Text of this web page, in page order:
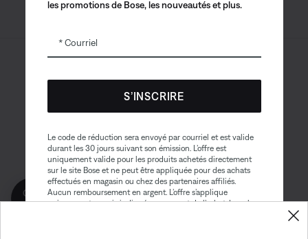
Mention juridique
Politique de confidentialité Accessibilité
Avis sur les témoins
Conditions générales de vente
Conditions d'utilisation
Déclaration sur l’esclavage contemporain
les promotions de Bose, les nouveautés et plus.
Courriel
S’INSCRIRE
Le code de réduction sera envoyé par courriel et est valide
durant les 30 jours suivant son émission. L’offre est
uniquement valide pour les produits achetés directement
sur le site Bose et ne peut être appliquée pour des achats
effectués en magasin ou chez des partenaires affiliés.
Aucun remboursement en argent. L’offre s’applique
uniquement au prix indiqué au moment de l’achat. La valeur
Obtenez 10% de
reduction!